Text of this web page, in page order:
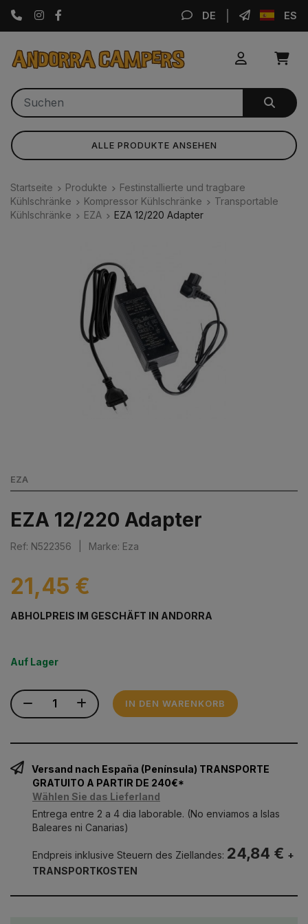
Instagram DE ES
ALLE PRODUKTE ANSEHEN
Startseite Produkte
Festinstallierte und tragbare
Kühlschränke
Kompressor Kühlschränke
Transportable
Kühlschränke
EZA EZA 12/220 Adapter
EZA
EZA 12/220 Adapter
Ref: N522356 Marke: Eza
21,45 €
ABHOLPREIS IM GESCHÄFT IN ANDORRA
Auf Lager
IN DEN WARENKORB
Versand nach España (Península) TRANSPORTE
GRATUITO A PARTIR DE 240€*
Wählen Sie das Lieferland
Entrega entre 2 a 4 dia laborable. (No enviamos a Islas
Baleares ni Canarias)
Endpreis inklusive Steuern des Ziellandes: 24,84 € +
TRANSPORTKOSTEN